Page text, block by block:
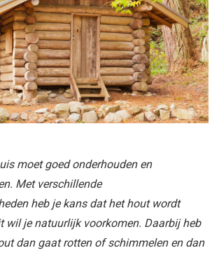
moet goed onderhouden en
Met verschillende
heb je kans dat het hout wordt
wil je natuurlijk voorkomen. Daarbij heb
dan gaat rotten of schimmelen en dan